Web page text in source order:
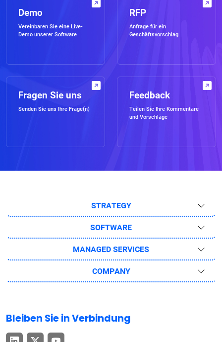
Demo
Vereinbaren Sie eine Live-
Demo unserer Software
RFP
Anfrage für ein
Geschäftsvorschlag
Fragen Sie uns
Senden Sie uns Ihre Frage(n)
Feedback
Teilen Sie Ihre Kommentare
und Vorschläge
STRATEGY
SOFTWARE
MANAGED SERVICES
COMPANY
Bleiben Sie in Verbindung